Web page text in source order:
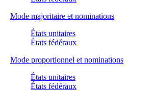
Mode majoritaire et nominations
États unitaires
États fédéraux
Mode proportionnel et nominations
États unitaires
États fédéraux